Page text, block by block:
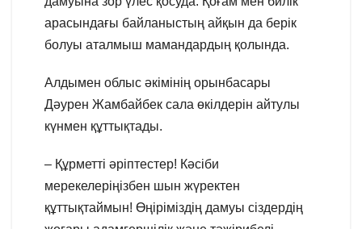
арасындағы байланыстың айқын да берік
болуы аталмыш мамандардың қолында.
Алдымен облыс әкімінің орынбасары
Дәурен Жамбайбек сала өкілдерін айтулы
күнмен құттықтады.
– Құрметті әріптестер! Кәсіби
мерекелеріңізбен шын жүректен
құттықтаймын! Өңіріміздің дамуы сіздердің